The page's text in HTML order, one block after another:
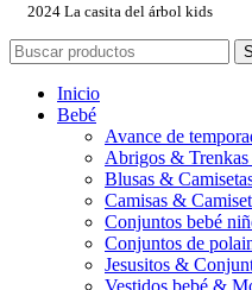
2024 La casita del árbol kids
Inicio
Bebé
Avance de
Abrigos &
Blusas &
Camisas &
Conjuntos bebé
Conjuntos de
Jesusitos &
Vestidos bebé &